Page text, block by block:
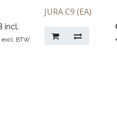
incl.
excl. BTW
JURA C9 (EA)